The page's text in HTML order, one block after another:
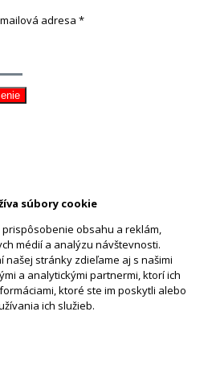
adresa *
súbory cookie
obsahu a reklám,
médií a analýzu návštevnosti.
našej stránky zdieľame aj s našimi
a analytickými partnermi, ktorí ich
ktoré ste im poskytli alebo
ich služieb.